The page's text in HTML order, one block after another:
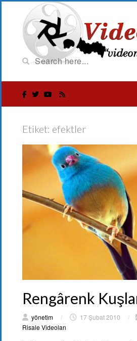
Etiket: efektler
Rengârenk
yönetim / 17 Şubat 2010 /
Risale Videoları